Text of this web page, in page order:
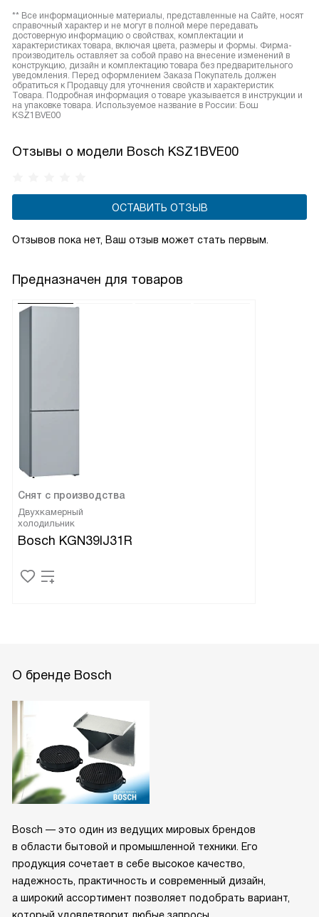
** Все информационные материалы, представленные на Сайте, носят
справочный характер и не могут в полной мере передавать
достоверную информацию о свойствах, комплектации и
характеристиках товара, включая цвета, размеры и формы. Фирма-
производитель оставляет за собой право на внесение изменений в
конструкцию, дизайн и комплектацию товара без предварительного
уведомления. Перед оформлением Заказа Покупатель должен
обратиться к Продавцу для уточнения свойств и характеристик
Товара. Подробная информация о товаре указывается в инструкции и
на упаковке товара. Используемое название в России: Бош
KSZ1BVE00
Отзывы о модели Bosch KSZ1BVE00
ОСТАВИТЬ ОТЗЫВ
Отзывов пока нет, Ваш отзыв может стать первым.
Предназначен для товаров
Снят с производства
Двухкамерный
холодильник
Bosch KGN39IJ31R
О бренде Bosch
Bosch — это один из ведущих мировых брендов
в области бытовой и промышленной техники. Его
продукция сочетает в себе высокое качество,
надежность, практичность и современный дизайн,
а широкий ассортимент позволяет подобрать вариант,